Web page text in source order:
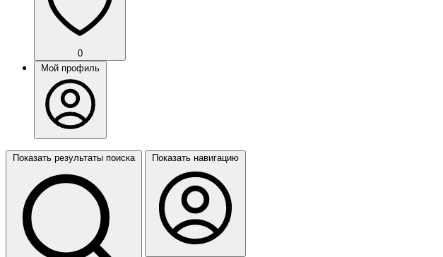
0
Мой профиль
Показать результаты поиска Показать навигацию